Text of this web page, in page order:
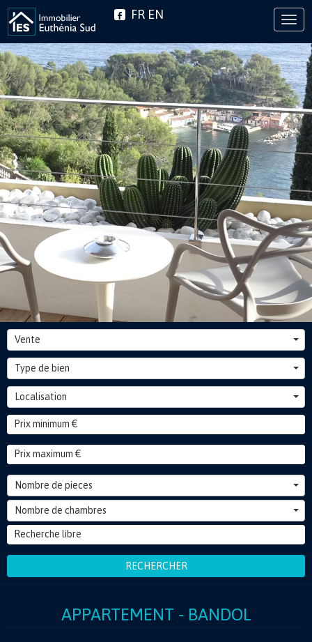
FR EN
Vente
Type de bien
Localisation
Nombre de pieces
Nombre de chambres
RECHERCHER
APPARTEMENT - BANDOL